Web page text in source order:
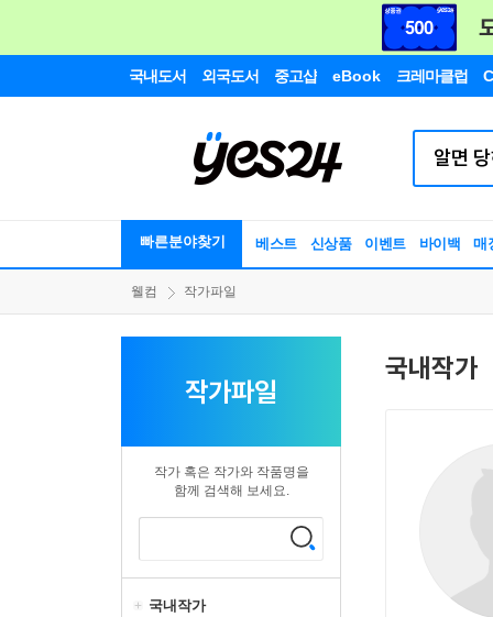
국내도서 외국도서 중고샵 eBook 크레마클럽
빠른분야찾기 베스트 신상품 이벤트 바이백 매
웰컴 작가파일
작가파일
작가 혹은 작가와 작품명을
함께 검색해 보세요.
국내작가
국내작가